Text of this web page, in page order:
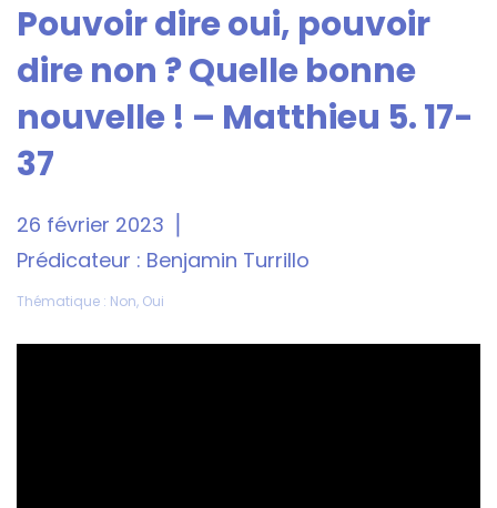
Pouvoir dire oui, pouvoir
dire non ? Quelle bonne
nouvelle ! – Matthieu 5. 17-
37
26 février 2023
Prédicateur : Benjamin Turrillo
Thématique : Non, Oui